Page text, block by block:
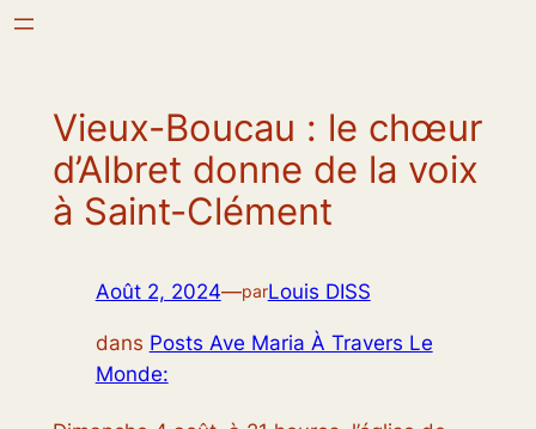
Aller
Vieux-Boucau : le chœur
d’Albret donne de la voix
à Saint-Clément
Août 2, 2024—parLouis DISS
dans Posts Ave Maria À Travers Le
Monde: